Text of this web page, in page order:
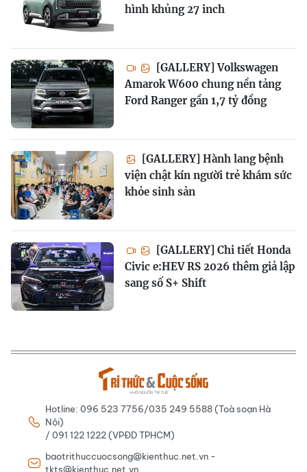
hình khủng 27 inch
[GALLERY] Volkswagen
Amarok W600 chung nền tảng
Ford Ranger gần 1,7 tỷ đồng
[GALLERY] Hành lang bệnh
viện chật kín người trẻ khám sức
khỏe sinh sản
[GALLERY] Chi tiết Honda
Civic e:HEV RS 2026 thêm giả lập
sang số S+ Shift
Hotline: 096 523 7756/035 249 5588 (Toà soạn Hà
Nội)
/ 091 122 1222 (VPĐD TPHCM)
baotrithuccuocsong@kienthuc.net.vn -
tkts@kienthuc.net.vn